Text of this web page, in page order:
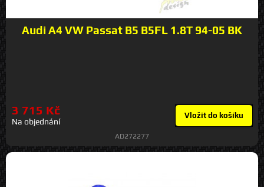
Audi A4 VW Passat B5 B5FL 1.8T 94-05 BK
3 715 Kč
Na objednání
Vložit do košíku
AD272277